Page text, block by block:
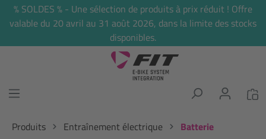
principal
% SOLDES % - Une sélection de produits à prix réduit ! Offre
valable du 20 avril au 31 août 2026, dans la limite des stocks
disponibles.
Produits Entraînement électrique Batterie